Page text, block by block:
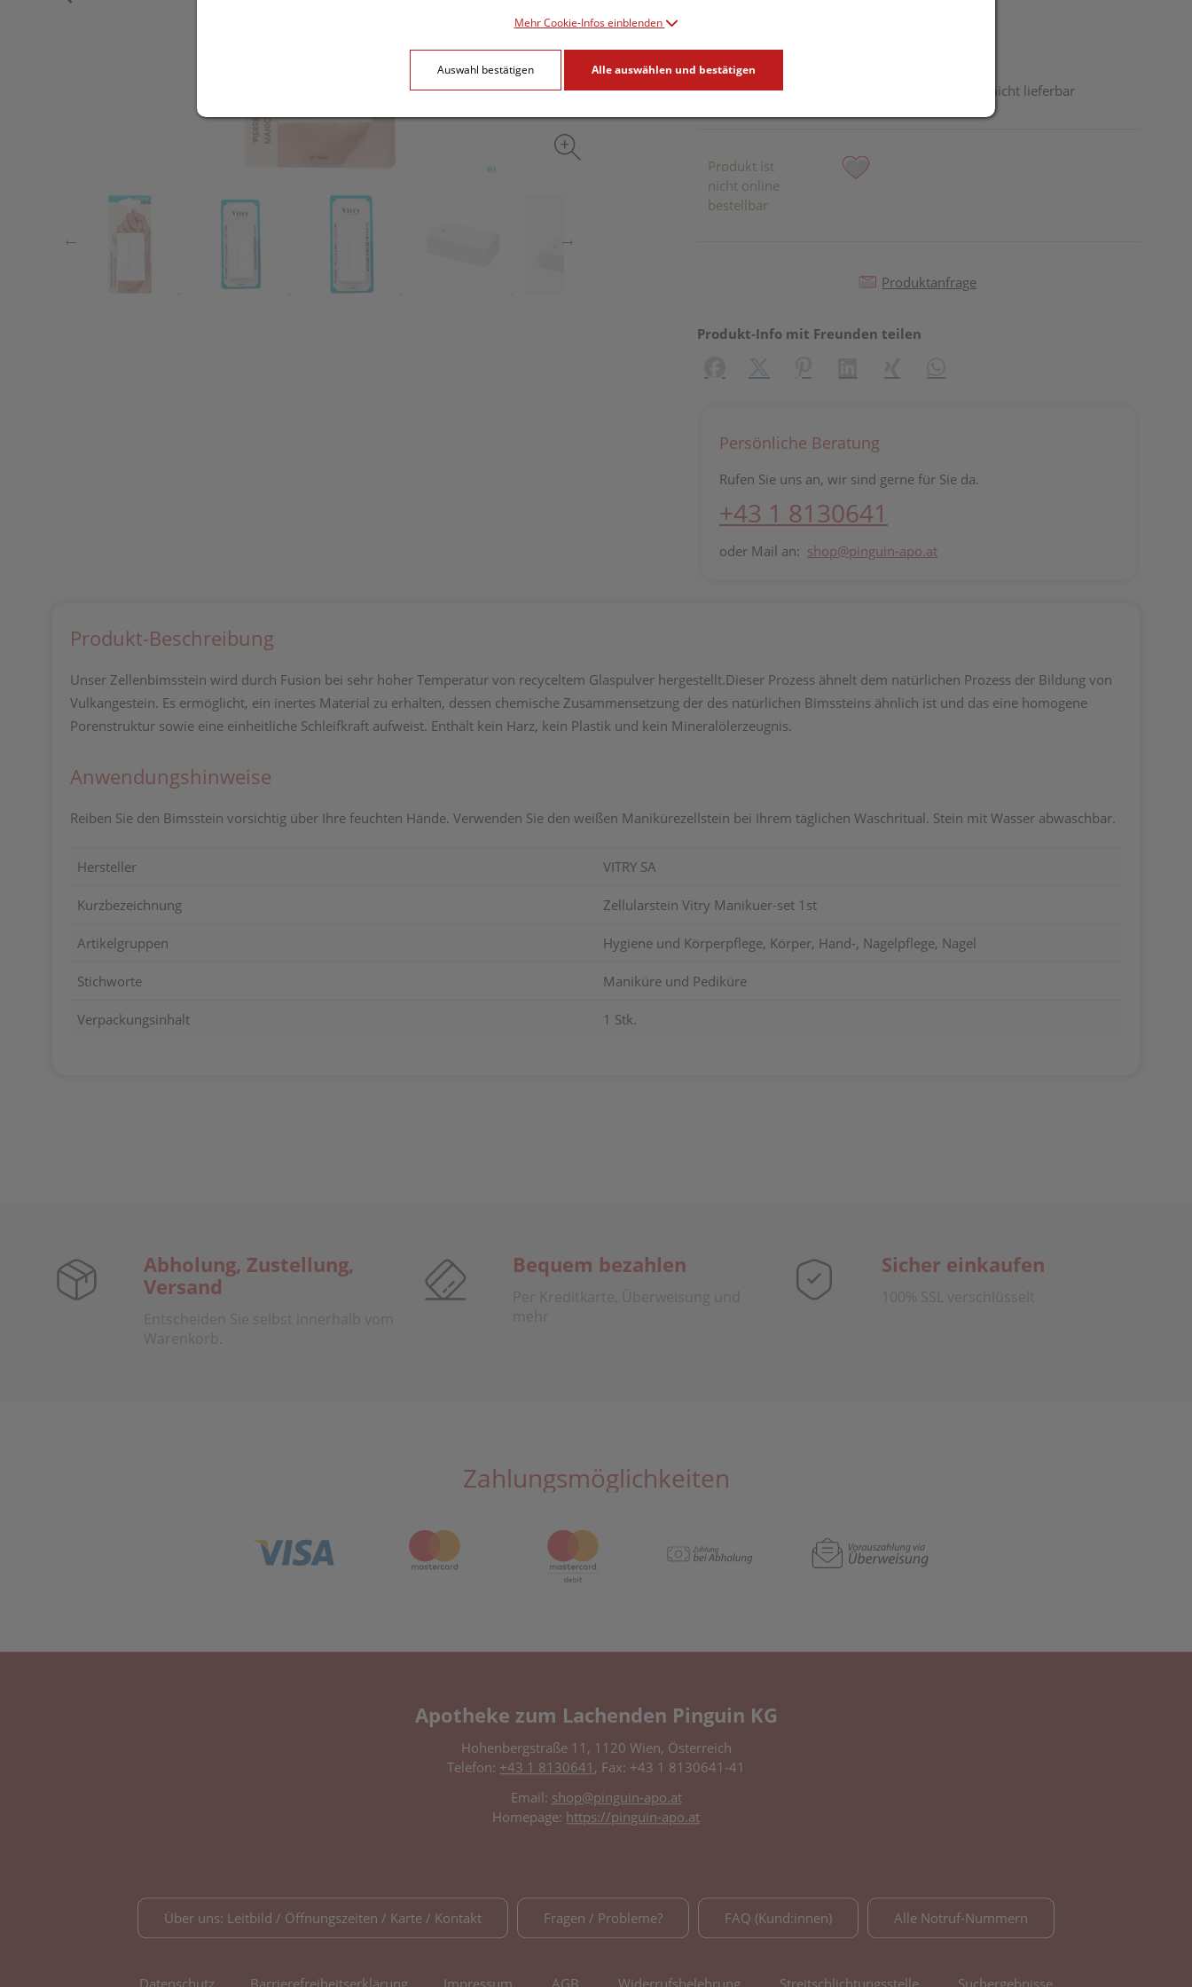
Dieses Produkt ist derzeit vom Hersteller nicht lieferbar
Produkt ist
nicht online
bestellbar
Produktanfrage
Produkt-Info mit Freunden teilen
Persönliche Beratung
Rufen Sie uns an, wir sind gerne für Sie da.
+43 1 8130641
oder Mail an: shop@pinguin-apo.at
Produkt-Beschreibung
Unser Zellenbimsstein wird durch Fusion bei sehr hoher Temperatur von recyceltem Glaspulver hergestellt.Dieser Prozess ähnelt dem natürlichen Prozess der Bildung von
Vulkangestein. Es ermöglicht, ein inertes Material zu erhalten, dessen chemische Zusammensetzung der des natürlichen Bimssteins ähnlich ist und das eine homogene
Porenstruktur sowie eine einheitliche Schleifkraft aufweist. Enthält kein Harz, kein Plastik und kein Mineralölerzeugnis.
Anwendungshinweise
Reiben Sie den Bimsstein vorsichtig über Ihre feuchten Hände. Verwenden Sie den weißen Manikürezellstein bei Ihrem täglichen Waschritual. Stein mit Wasser abwaschbar.
Hersteller VITRY SA
Kurzbezeichnung Zellularstein Vitry Manikuer-set 1st
Artikelgruppen Hygiene und Körperpflege, Körper, Hand-, Nagelpflege, Nagel
Stichworte Maniküre und Pediküre
Verpackungsinhalt 1 Stk.
Abholung, Zustellung,
Versand
Entscheiden Sie selbst innerhalb vom
Warenkorb.
Bequem bezahlen
Per Kreditkarte, Überweisung und
mehr
Sicher einkaufen
100% SSL verschlüsselt
Zahlungsmöglichkeiten
Apotheke zum Lachenden Pinguin KG
Hohenbergstraße 11, 1120 Wien, Österreich
Telefon: +43 1 8130641 , Fax: +43 1 8130641-41
Email: shop@pinguin-apo.at
Homepage: https://pinguin-apo.at
Über uns: Leitbild / Öffnungszeiten / Karte / Kontakt Fragen / Probleme? FAQ (Kund:innen) Alle Notruf-Nummern
Mehr Cookie-Infos einblenden
Auswahl bestätigen Alle auswählen und bestätigen